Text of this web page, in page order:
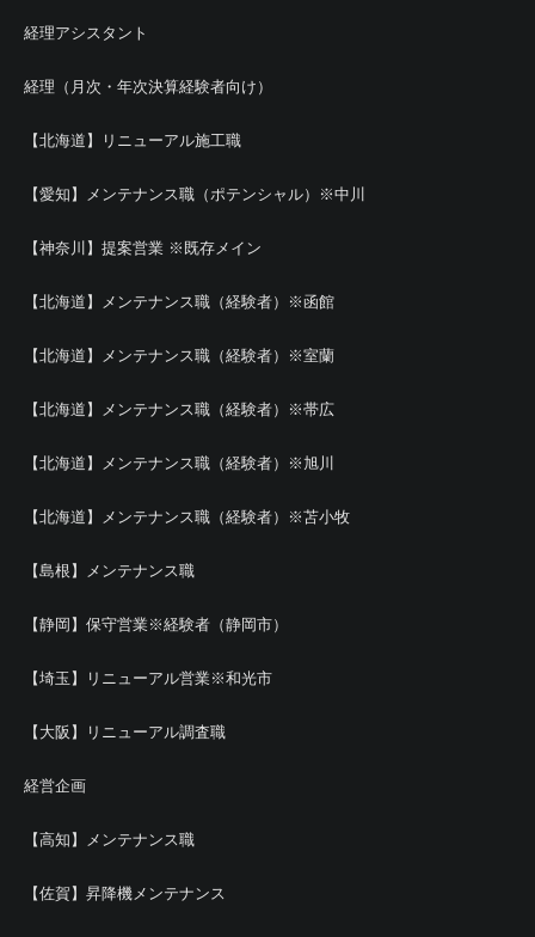
経理アシスタント
経理（月次・年次決算経験者向け）
【北海道】リニューアル施工職
【愛知】メンテナンス職（ポテンシャル）※中川
【神奈川】提案営業 ※既存メイン
【北海道】メンテナンス職（経験者）※函館
【北海道】メンテナンス職（経験者）※室蘭
【北海道】メンテナンス職（経験者）※帯広
【北海道】メンテナンス職（経験者）※旭川
【北海道】メンテナンス職（経験者）※苫小牧
【島根】メンテナンス職
【静岡】保守営業※経験者（静岡市）
【埼玉】リニューアル営業※和光市
【大阪】リニューアル調査職
経営企画
【高知】メンテナンス職
【佐賀】昇降機メンテナンス